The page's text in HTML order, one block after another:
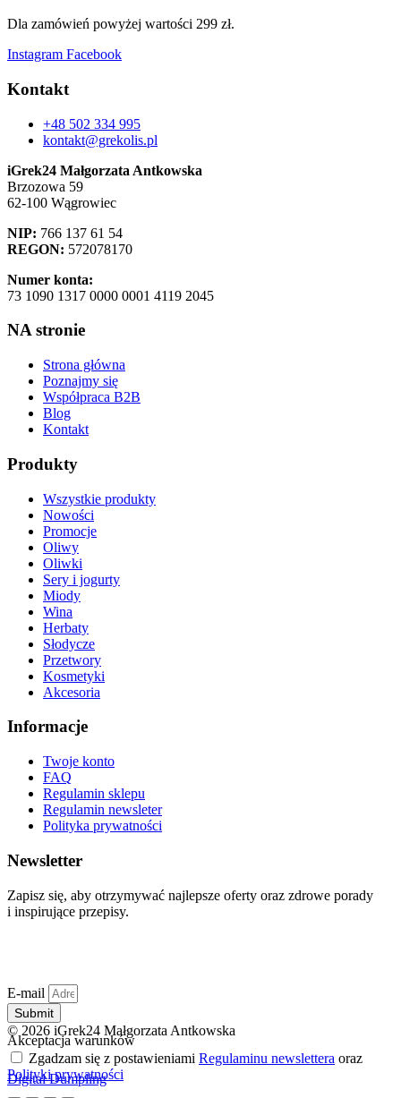
Dla zamówień powyżej wartości 299 zł.
Instagram Facebook
Kontakt
+48 502 334 995
kontakt@grekolis.pl
iGrek24 Małgorzata Antkowska
Brzozowa 59
62-100 Wągrowiec
NIP: 766 137 61 54
REGON: 572078170
Numer konta:
73 1090 1317 0000 0001 4119 2045
NA stronie
Strona główna
Poznajmy się
Współpraca B2B
Blog
Kontakt
Produkty
Wszystkie produkty
Nowości
Promocje
Oliwy
Oliwki
Sery i jogurty
Miody
Wina
Herbaty
Słodycze
Przetwory
Kosmetyki
Akcesoria
Informacje
Twoje konto
FAQ
Regulamin sklepu
Regulamin newsleter
Polityka prywatności
Newsletter
Zapisz się, aby otrzymywać najlepsze oferty oraz zdrowe porady
i inspirujące przepisy.
Akceptacja warunków
Zgadzam się z postawieniami Regulaminu newslettera oraz
Polityki prywatności
E-mail
Submit
© 2026 iGrek24 Małgorzata Antkowska
Digital Dumpling